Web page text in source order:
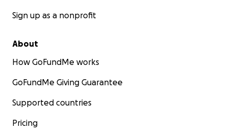
Sign up as a nonprofit
About
How GoFundMe works
GoFundMe Giving Guarantee
Supported countries
Pricing